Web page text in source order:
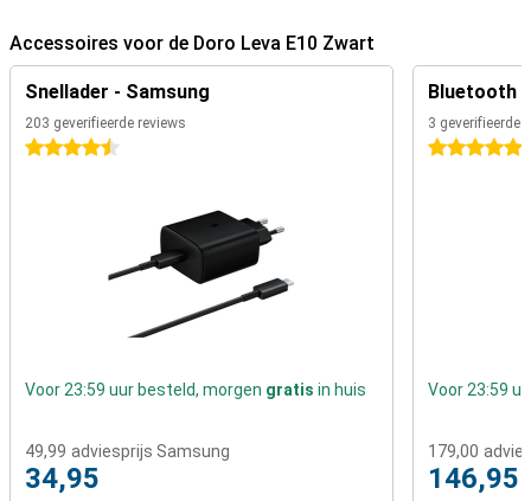
Accessoires voor de Doro Leva E10 Zwart
Snellader - Samsung
203 geverifieerde reviews
4.5 sterren
Voor 23:59 uur besteld, morgen gratis in huis
49,99 adviesprijs Samsung
34,95
Bluetooth
3 geverifieerde
5 sterren
Voor 23:59
179,00
146,95